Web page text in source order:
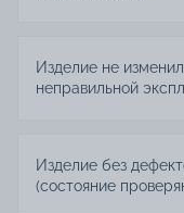
Изделие не
неправильной
Изделие без
(состояние